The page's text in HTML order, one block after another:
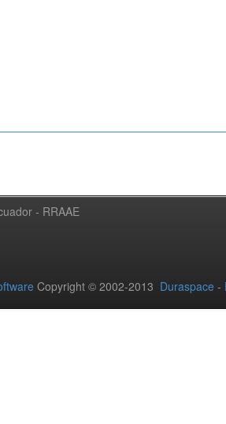
- RRAAE
Copyright © 2002-2013 Duraspace -